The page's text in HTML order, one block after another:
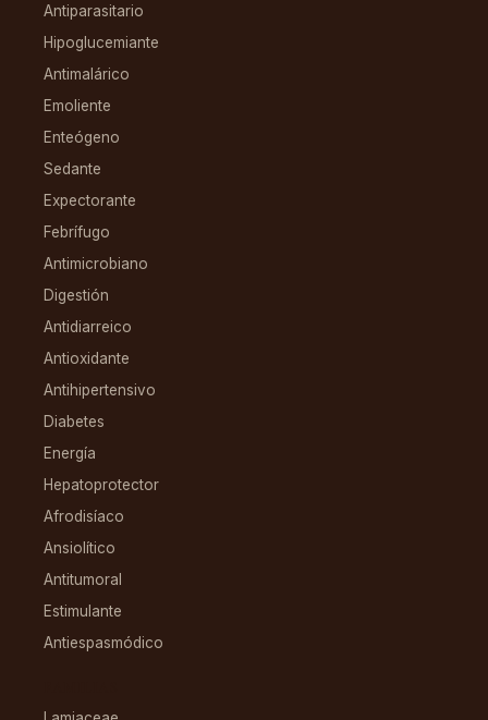
Antiparasitario
Hipoglucemiante
Antimalárico
Emoliente
Enteógeno
Sedante
Expectorante
Febrífugo
Antimicrobiano
Digestión
Antidiarreico
Antioxidante
Antihipertensivo
Diabetes
Energía
Hepatoprotector
Afrodisíaco
Ansiolítico
Antitumoral
Estimulante
Antiespasmódico